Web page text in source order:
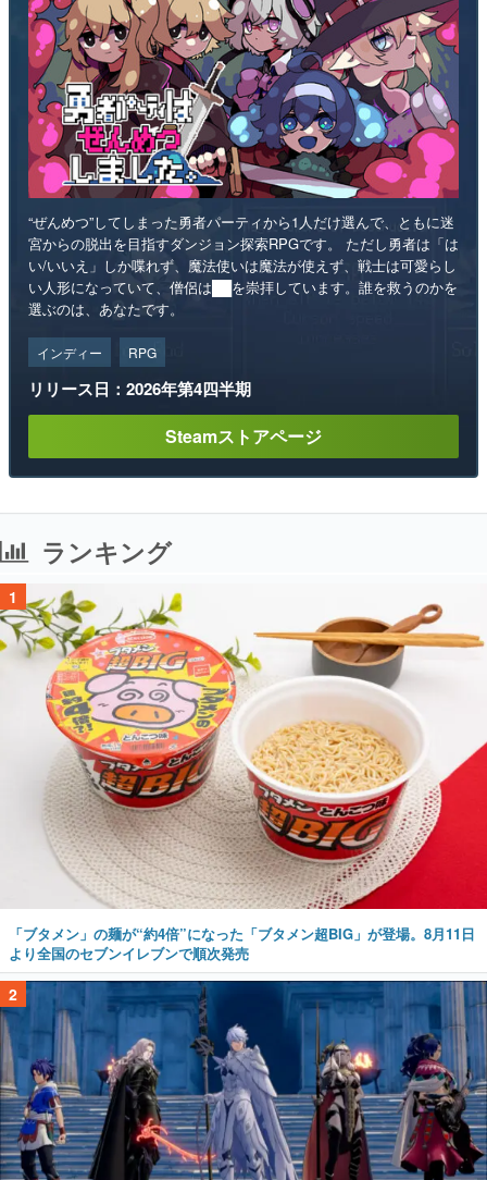
“ぜんめつ”してしまった勇者パーティから1人だけ選んで、ともに迷
宮からの脱出を目指すダンジョン探索RPGです。 ただし勇者は「は
い/いいえ」しか喋れず、魔法使いは魔法が使えず、戦士は可愛らし
い人形になっていて、僧侶は██を崇拝しています。誰を救うのかを
選ぶのは、あなたです。
インディー RPG
リリース日：2026年第4四半期
Steamストアページ
ランキング
1
「ブタメン」の麺が“約4倍”になった「ブタメン超BIG」が登場。8月11日
より全国のセブンイレブンで順次発売
2